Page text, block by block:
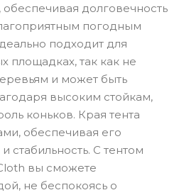
долговечность
погодным
подходит для
площадках, так как не
и может быть
высоким стойкам,
коньков. Края тента
обеспечивая его
С тентом
вы сможете
не беспокоясь о